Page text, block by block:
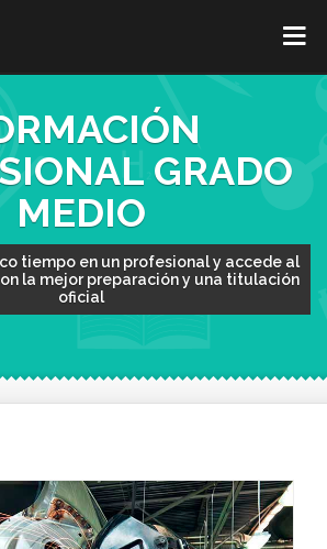
GRADO
MEDIO
tiempo en un profesional y accede al
la mejor preparación y una titulación
oficial